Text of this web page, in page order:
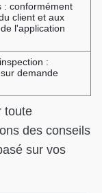
: conformément
client et aux
l'application
:
demande
toute
des conseils
sur vos